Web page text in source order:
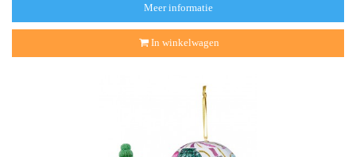
Meer informatie
In winkelwagen